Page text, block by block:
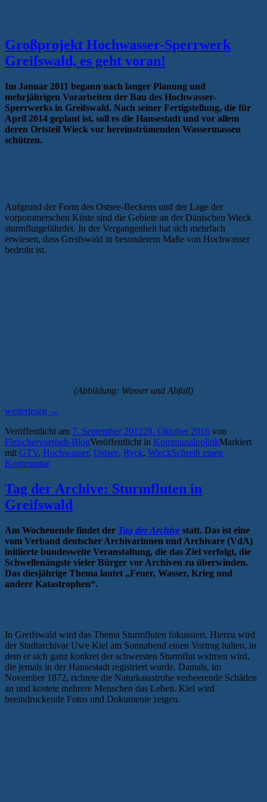
Großprojekt Hochwasser-Sperrwerk
Greifswald, es geht voran!
Im Januar 2011 begann nach langer Planung und
mehrjährigen Vorarbeiten der Bau des Hochwasser-
Sperrwerks in Greifswald. Nach seiner Fertigstellung, die für
April 2014 geplant ist, soll es die Hansestadt und vor allem
deren Ortsteil Wieck vor hereinströmenden Wassermassen
schützen.
Aufgrund der Form des Ostsee-Beckens und der Lage der
vorpommerschen Küste sind die Gebiete an der Dänischen Wieck
sturmflutgefährdet. In der Vergangenheit hat sich mehrfach
erwiesen, dass Greifswald in besonderem Maße von Hochwasser
bedroht ist.
(Abbildung: Wasser und Abfall)
„Großprojekt
Sperrwerk
Greifswald,
es
geht
weiterlesen →
Veröffentlicht am 7. September 201228. Oktober 2016 von
Fleischervorstadt-BlogVeröffentlicht in KommunalpolitikMarkiert
mit GTV, Hochwasser, Ostsee, Ryck, WieckSchreib einen
Kommentar
Tag der Archive: Sturmfluten in
Greifswald
Am Wochenende findet der Tag der Archive statt. Das ist eine
vom Verband deutscher Archivarinnen und Archivare (VdA)
initiierte bundesweite Veranstaltung, die das Ziel verfolgt, die
Schwellenängste vieler Bürger vor Archiven zu überwinden.
Das diesjährige Thema lautet „Feuer, Wasser, Krieg und
andere Katastrophen“.
In Greifswald wird das Thema Sturmfluten fokussiert. Hierzu wird
der Stadtarchivar Uwe Kiel am Sonnabend einen Vortrag halten, in
dem er sich ganz konkret der schwersten Sturmflut widmen wird,
die jemals in der Hansestadt registriert wurde. Damals, im
November 1872, richtete die Naturkatastrohe verheerende Schäden
an und kostete mehrere Menschen das Leben. Kiel wird
beeindruckende Fotos und Dokumente zeigen.